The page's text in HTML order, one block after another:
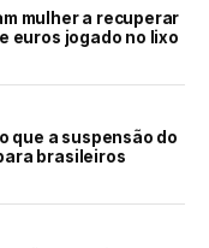
mulher a recuperar
euros jogado no lixo
que a suspensão do
brasileiros